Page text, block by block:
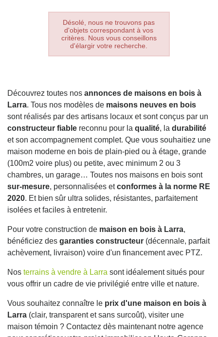
Désolé, nous ne trouvons pas
d'objets correspondant à vos
critères. Nous vous conseillons
d'élargir votre recherche.
Découvrez toutes nos annonces de maisons en bois à
Larra. Tous nos modèles de maisons neuves en bois
sont réalisés par des artisans locaux et sont conçus par un
constructeur fiable reconnu pour la qualité, la durabilité
et son accompagnement complet. Que vous souhaitiez une
maison moderne en bois de plain-pied ou à étage, grande
(100m2 voire plus) ou petite, avec minimum 2 ou 3
chambres, un garage… Toutes nos maisons en bois sont
sur-mesure, personnalisées etconformes à la norme RE
2020. Et bien sûr ultra solides, résistantes, parfaitement
isolées et faciles à entretenir.
Pour votre construction de maison en bois à Larra,
bénéficiez des garanties constructeur (décennale, parfait
achèvement, livraison) voire d'un financement avec PTZ.
Nos terrains à vendre à Larra sont idéalement situés pour
vous offrir un cadre de vie privilégié entre ville et nature.
Vous souhaitez connaître le prix d'une maison en bois à
Larra (clair, transparent et sans surcoût), visiter une
maison témoin ? Contactez dès maintenant notre agence